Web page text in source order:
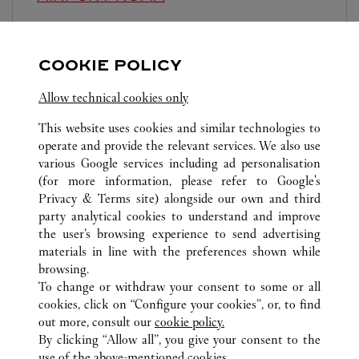
Fiumicino
ВСЕ ТОЧКИ ПРОДАЖ CARTIER ИТАЛИЯ RM
ROMA
VIA DEI CONDOTTI 80
CUSTOMER CARE
CONTACT US
OUR COMPANY
COOKIE POLICY
Allow technical cookies only
This website uses cookies and similar technologies to
operate and provide the relevant services. We also use
various Google services including ad personalisation
(for more information, please refer to Google's
Privacy & Terms site) alongside our own and third
party analytical cookies to understand and improve
the user’s browsing experience to send advertising
materials in line with the preferences shown while
browsing.
To change or withdraw your consent to some or all
cookies, click on “Configure your cookies”, or, to find
out more, consult our cookie policy.
By clicking “Allow all”, you give your consent to the